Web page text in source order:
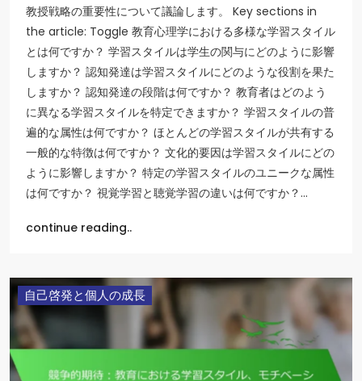
教授戦略の重要性について議論します。 Key sections in
the article: Toggle 教育心理学における多様な学習スタイル
とは何ですか？ 学習スタイルは学生の関与にどのように影響
しますか？ 認知発達は学習スタイルにどのような役割を果た
しますか？ 認知発達の段階は何ですか？ 教育者はどのよう
に異なる学習スタイルを特定できますか？ 学習スタイルの普
遍的な属性は何ですか？ ほとんどの学習スタイルが共有する
一般的な特徴は何ですか？ 文化的要因は学習スタイルにどの
ように影響しますか？ 特定の学習スタイルのユニークな属性
は何ですか？ 視覚学習と聴覚学習の違いは何ですか？…
continue reading..
自己啓発と個人の成長